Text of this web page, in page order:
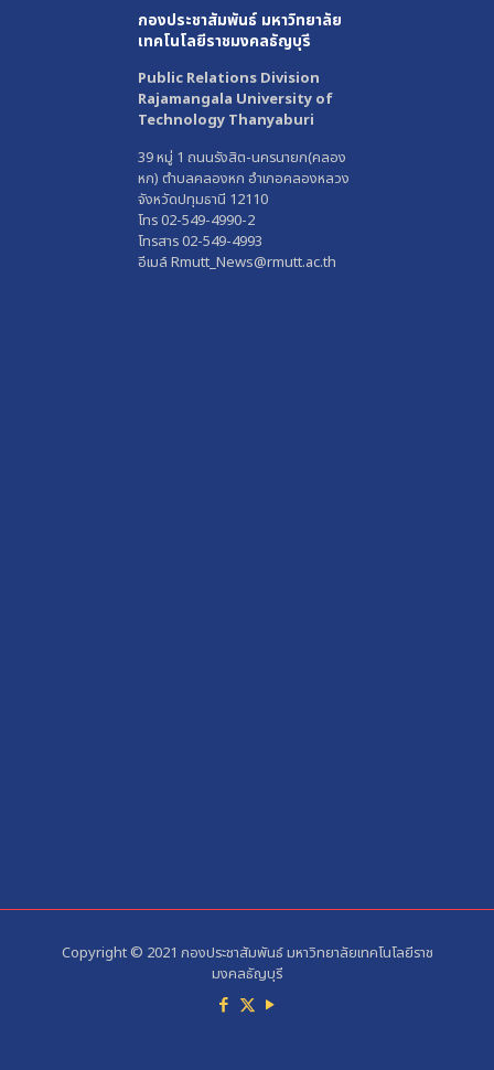
กองประชาสัมพันธ์ มหาวิทยาลัย
เทคโนโลยีราชมงคลธัญบุรี
Public Relations Division
Rajamangala University of
Technology Thanyaburi
39 หมู่ 1 ถนนรังสิต-นครนายก(คลอง
หก) ตำบลคลองหก อำเภอคลองหลวง
จังหวัดปทุมธานี 12110
โทร 02-549-4990-2
โทรสาร 02-549-4993
อีเมล์ Rmutt_News@rmutt.ac.th
Copyright © 2021 กองประชาสัมพันธ์ มหาวิทยาลัยเทคโนโลยีราช
มงคลธัญบุรี